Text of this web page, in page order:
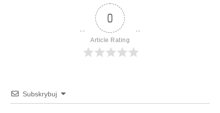
0
Article Rating
Subskrybuj